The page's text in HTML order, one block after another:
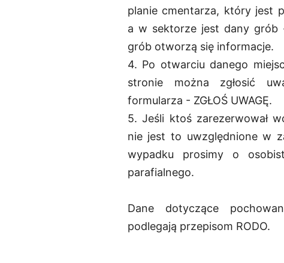
planie cmentarza, który jest
a w sektorze jest dany grób
grób otworzą się informacje.
4. Po otwarciu danego
stronie można zgłosić
formularza - ZGŁOŚ UWAGĘ.
5. Jeśli ktoś zarezerwował
nie jest to uwzględnione w
wypadku prosimy o
parafialnego.
Dane dotyczące
podlegają przepisom RODO.